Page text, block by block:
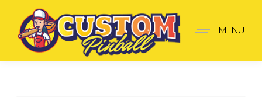
Plaque de lanceur
MENU